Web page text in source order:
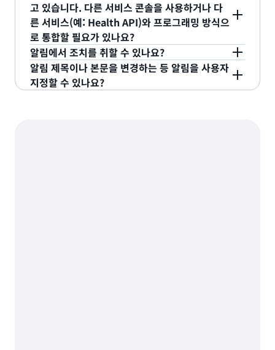
구성), event-rules(이벤트 규칙) 및 채널 리소스를
참조합니다.
를 송수신하도록 EventBridge를 구성하고 사용자
계정의 이벤트 버스에 대해 이벤트를 송수신할 AWS
계정을 지정해야 합니다. 그런 다음 사용자는 수신자
계정을 사용해 계정 간의 알림을 생성할 수 있습니다.
자세한 내용은AWS 계정 간 Amazon EventBridge
이벤트 전송 및 수신을참조하십시오.
프로그래밍 방식으로 알림을 구성하고 가져올 수 있
습니다. User Notifications SDK를 사용하면 여러
계정의 알림 구성을 간편하게 생성하고 새 계정에서
알림 구성 생성을 자동화할 수 있습니다. 예를 들어
Cloud Center of Excellence는 프로비저닝된 각 계
정마다 AWS Health 알림을 설정할 수 있습니다.자
고 있습니다. 다른 서비스 콘솔을 사용하거나 다
른 서비스(예: Health API)와 프로그래밍 방식으
로 통합할 필요가 있나요?
예. 전체 서비스 기능에 액세스하거나, 최신 서비스
정보를 확인하거나, 조치를 취하려면 서비스 콘솔로
이동하거나 API/SDK와 직접 통합해야 합니다. 개인
알림에서 조치를 취할 수 있나요?
아니요. 알림에는 조치를 수행하기 위해 관련 서비스
콘솔 페이지로 연결되는 링크가 포함되어 있습니다.
알림 제목이나 본문을 변경하는 등 알림을 사용자
지정할 수 있나요?